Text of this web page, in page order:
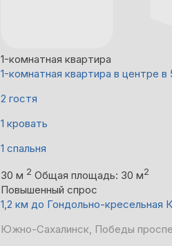
1-комнатная квартира
1-комнатная квартира в центре
2 гостя
1 кровать
1 спальня
30 м 2 Общая площадь: 30 м2
Повышенный спрос
1,2 км до Гондольно-кресельная
Южно-Сахалинск, Победы